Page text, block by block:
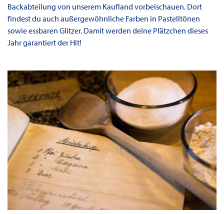
Backabteilung von unserem Kaufland vorbeischauen. Dort
findest du auch außergewöhnliche Farben in Pastelltönen
sowie essbaren Glitzer. Damit werden deine Plätzchen dieses
Jahr garantiert der Hit!